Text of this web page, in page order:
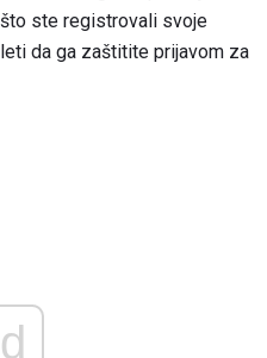
ste registrovali svoje
da ga zaštitite prijavom za